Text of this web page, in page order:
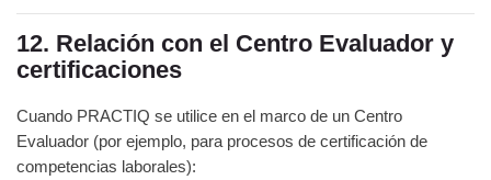
12. Relación con el Centro Evaluador y
certificaciones
Cuando PRACTIQ se utilice en el marco de un Centro
Evaluador (por ejemplo, para procesos de certificación de
competencias laborales):